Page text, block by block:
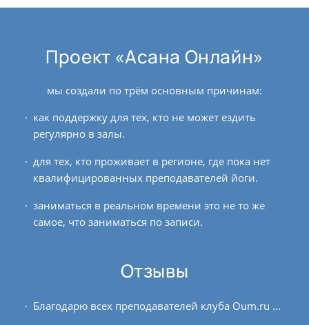
Проект «Асана Онлайн»
мы создали по трём основным причинам:
как поддержку для тех, кто не может ездить
регулярно в залы.
для тех, кто проживает в регионе, где пока нет
квалифицированных преподавателей йоги.
заниматься в реальном времени это не то же
самое, что заниматься по записи.
Отзывы
Благодарю всех преподавателей клуба Oum.ru за их деятельность. Есть такое впечатление, что курс выстроен таким образом, что с каждым днём становится всё интереснее и...